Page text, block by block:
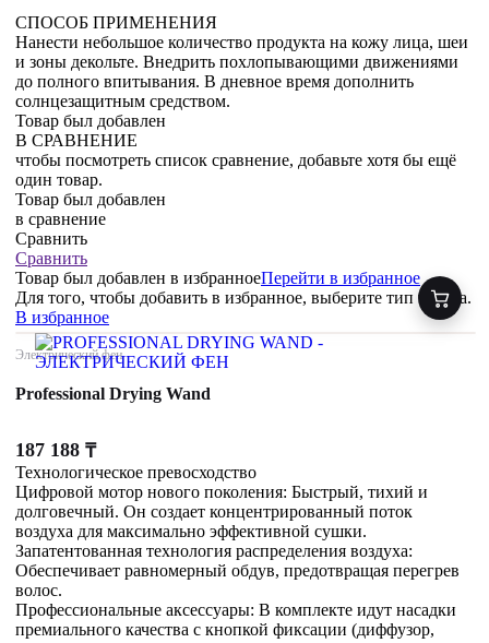
СПОСОБ ПРИМЕНЕНИЯ
Нанести небольшое количество продукта на кожу лица, шеи
и зоны декольте. Внедрить похлопывающими движениями
до полного впитывания. В дневное время дополнить
солнцезащитным средством.
Товар был добавлен
В СРАВНЕНИЕ
чтобы посмотреть список сравнение, добавьте хотя бы ещё
один товар.
Товар был добавлен
в сравнение
Сравнить
Сравнить
Товар был добавлен в избранноеПерейти в избранное
Для того, чтобы добавить в избранное, выберите тип товара.
В избранное
Электрический фен
Professional Drying Wand
187 188 ₸
Технологическое превосходство
Цифровой мотор нового поколения: Быстрый, тихий и
долговечный. Он создает концентрированный поток
воздуха для максимально эффективной сушки.
Запатентованная технология распределения воздуха:
Обеспечивает равномерный обдув, предотвращая перегрев
волос.
Профессиональные аксессуары: В комплекте идут насадки
премиального качества с кнопкой фиксации (диффузор,